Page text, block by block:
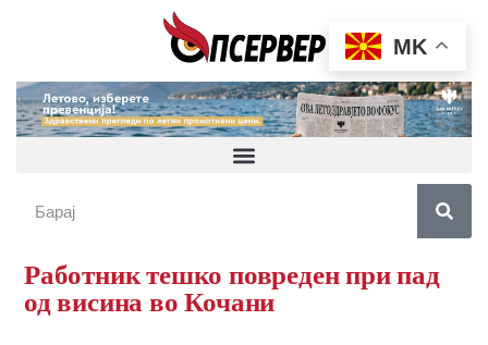
Работник тешко повреден при пад
од висина во Кочани
MK